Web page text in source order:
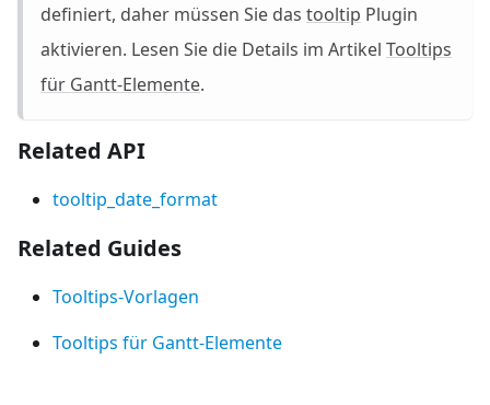
definiert, daher müssen Sie das tooltip Plugin
aktivieren. Lesen Sie die Details im Artikel Tooltips
für Gantt-Elemente.
Related API
tooltip_date_format
Related Guides
Tooltips-Vorlagen
Tooltips für Gantt-Elemente